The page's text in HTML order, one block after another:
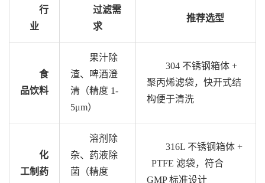
行
业
过滤需
求
推荐选型
食
品饮料
果汁除
渣、啤酒澄
清（精度 1-
5μm）
304 不锈钢箱体 +
聚丙烯滤袋，快开式结
构便于清洗
化
工制药
溶剂除
杂、药液除
菌（精度
316L 不锈钢箱体 +
PTFE 滤袋，符合
GMP标准设计